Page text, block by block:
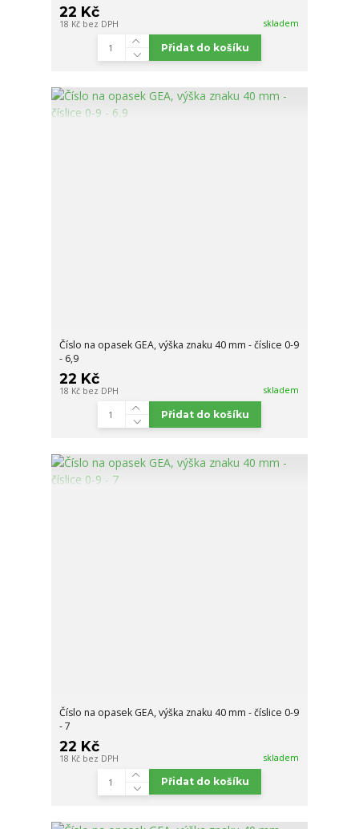
22 Kč
18 Kč bez DPH skladem
Přidat do košíku
Číslo na opasek GEA, výška znaku 40 mm - číslice 0-9
- 6,9
22 Kč
18 Kč bez DPH skladem
Přidat do košíku
Číslo na opasek GEA, výška znaku 40 mm - číslice 0-9
- 7
22 Kč
18 Kč bez DPH skladem
Přidat do košíku